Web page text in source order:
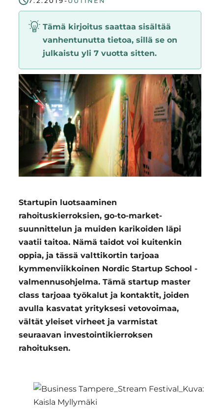
in
Tampere
Region
Tämä kirjoitus saattaa sisältää
vanhentunutta tietoa, sillä se on
julkaistu yli 7 vuotta sitten.
Startupin luotsaaminen
rahoituskierroksien, go-to-market-
suunnittelun ja muiden karikoiden läpi
vaatii taitoa. Nämä taidot voi kuitenkin
oppia, ja tässä valttikortin tarjoaa
kymmenviikkoinen Nordic Startup School -
valmennusohjelma. Tämä startup master
class tarjoaa työkalut ja kontaktit, joiden
avulla kasvatat yrityksesi vetovoimaa,
vältät yleiset virheet ja varmistat
seuraavan investointikierroksen
rahoituksen.